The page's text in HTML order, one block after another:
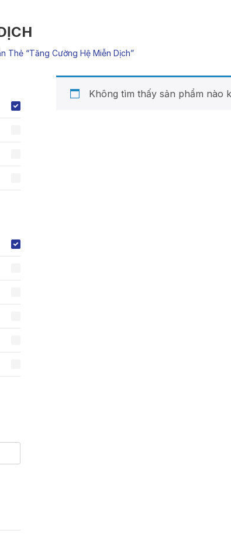
Thẻ “tăng Cường Hệ Miễn Dịch”
Không tìm thấy sản phẩm nào